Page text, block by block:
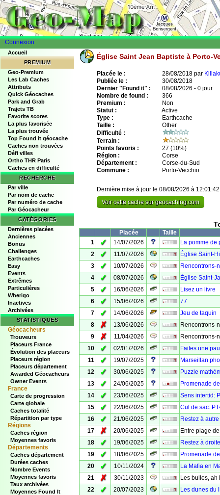
Connexion
Accueil
PREMIUM
Geo-Premium
Les Lab Caches
Attributs
Quick Géocaches
Park and Grab
Trajets TB
Favorite scores
La plus favorisée
La plus trouvée
Top Found it géocache
Caches non trouvées
Défi villes
Ortho THR Paris
Caches en difficulté
RECHERCHE
Par ville
Par nom de cache
Par numéro de cache
Par Géocacheur
CATÉGORIES
Dernières placées
Anciennes
Bonus
Challenges
Earthcaches
Easy
Events
Extrêmes
Particulières
Wherigo
Inactives
Archivées
STATISTIQUES
Géocacheurs
Trouveurs
Placeurs France
Évolution des placeurs
Placeurs région
Placeurs département
Awarded Géocacheurs
Owner Events
France
Carte de progression
Carte globale
Caches totalité
Répartition par type
Régions
Caches région
Moyennes favoris
Départements
Caches département
Durées caches
Nombre Events
Moyennes favoris
Taux archivées
Moyennes Found It
Église Saint Jean Baptiste à Porto-
Placée le : 28/08/2018 par
Publiée le :
30/08/2018
Dernier "Found it" :
08/08/2026 - 0 jour
Nombre de found :
366
Premium :
Non
Statut :
Active
Type :
Earthcache
Taille :
Other
Difficulté :
Terrain :
Points favoris :
27 (10%)
Région :
Corse
Département :
Corse-du-Sud
Commune :
Porto-Vecchio
Dernière mise à jour le 08/08/2026 à 12:01:42
Voir cette cache sur geocaching.com
Placée
Taille
1
✓ 14/07/2026
La pomme de
2
✓ 11/07/2026
Église Saint-
3
✓ 10/07/2026
Rencontrons-
4
✓ 08/07/2026
Église Saint-
5
✓ 16/06/2026
Lisez un livre
6
✓ 15/06/2026
77
7
✓ 14/06/2026
Jeu de taquin
8
✗ 13/06/2026
Rencontrons-
9
✗ 11/04/2026
Rencontrons-
10
✓ 02/01/2026
Faites une
11
✓ 19/07/2025
Marseillan
12
✓ 30/06/2025
Puzzle
13
✓ 24/06/2025
Promenade
14
✓ 23/06/2025
Sens intertid:
15
✓ 22/06/2025
Cul de sac:
16
✓ 21/06/2025
Restez à
17
✗ 20/06/2025
Entre plage
18
✓ 19/06/2025
Restez à
19
✓ 18/06/2025
Promenade
20
✓ 10/11/2024
La Mafia en
21
✗ 30/11/2023
Les bulles, ah
22
✓ 20/07/2023
Les dunes du